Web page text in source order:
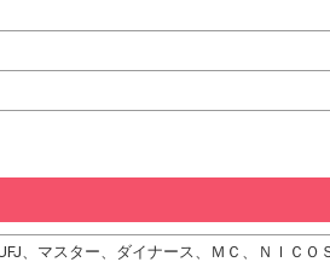
、マスター、ダイナース、ＭＣ、ＮＩＣＯ